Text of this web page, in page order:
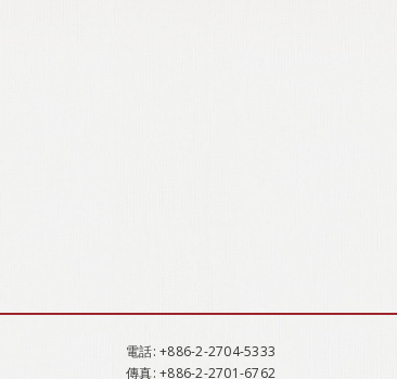
電話: +886-2-2704-5333
傳真: +886-2-2701-6762